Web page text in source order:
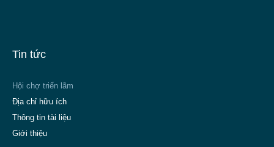
Tin tức
Hội chợ triển lãm
Địa chỉ hữu ích
Thông tin tài liệu
Giới thiệu